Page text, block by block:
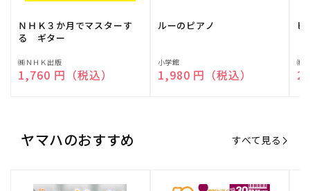
ＮＨＫ３か月でマスターす
る ギター
販
売
㈱ＮＨＫ出版
通常価格
1,760 円（税込）
ルーのピアノ
販
売
小学館
通常価格
1,980 円（税込）
ピ
販
売
㈱
ヤマハのおすすめ すべて見る